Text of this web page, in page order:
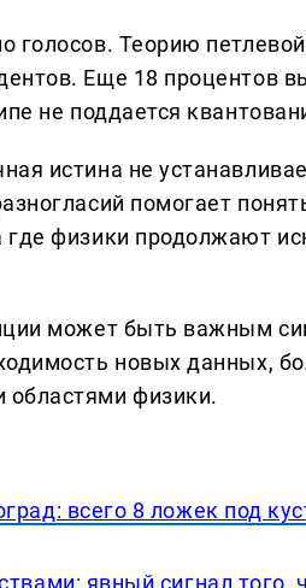
голосов. Теорию
Еще 18 процентов
не поддается
истина не
помогает
физики продолжают
может быть важным
новых данных,
физики.
всего 8 ложек под
явный сигнал того,